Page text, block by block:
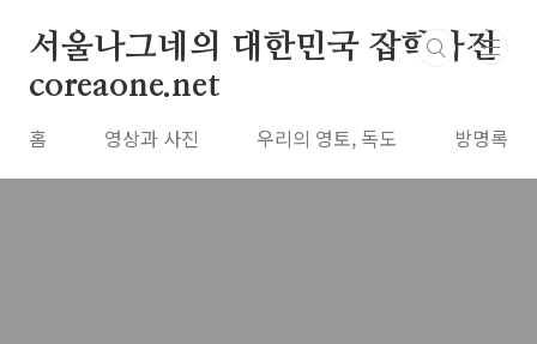
서울나그네의 대한민국 잡학사전
coreaone.net
홈 영상과 사진 우리의 영토, 독도 방명록